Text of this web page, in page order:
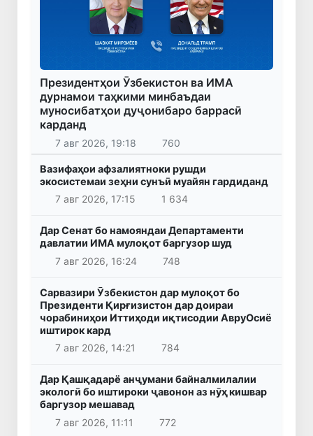
Президентҳои Ӯзбекистон ва ИМА
дурнамои таҳкими минбаъдаи
муносибатҳои дуҷонибаро баррасӣ
карданд
7 авг 2026, 19:18 760
Вазифаҳои афзалиятноки рушди
экосистемаи зеҳни сунъӣ муайян гардиданд
7 авг 2026, 17:15
1 634
Дар Сенат бо намояндаи Департаменти
давлатии ИМА мулоқот баргузор шуд
7 авг 2026, 16:24
748
Сарвазири Ӯзбекистон дар мулоқот бо
Президенти Қирғизистон дар доираи
чорабиниҳои Иттиҳоди иқтисодии АвруОсиё
иштирок кард
7 авг 2026, 14:21
784
Дар Қашқадарё анҷумани байналмилалии
экологӣ бо иштироки ҷавонон аз нӯҳ кишвар
баргузор мешавад
7 авг 2026, 11:11
772